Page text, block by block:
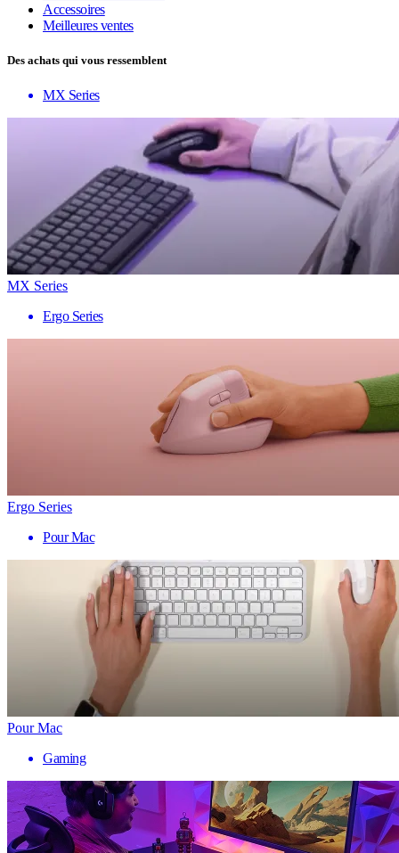
Accessoires
Meilleures ventes
Des achats qui vous ressemblent
MX Series
MX Series
Ergo Series
Ergo Series
Pour Mac
Pour Mac
Gaming